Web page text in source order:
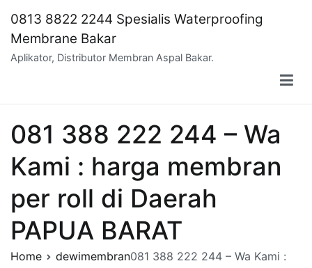
content
0813 8822 2244 Spesialis Waterproofing
Membrane Bakar
Aplikator, Distributor Membran Aspal Bakar.
081 388 222 244 – Wa
Kami : harga membran
per roll di Daerah
PAPUA BARAT
Home
dewimembran081 388 222 244 – Wa Kami :